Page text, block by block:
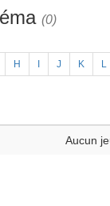
(0)
H J K L
Aucun